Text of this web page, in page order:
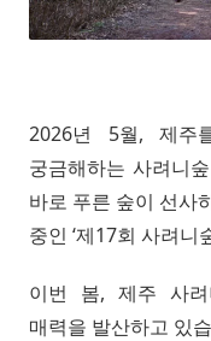
2026년 5월, 제
궁금해하는 사려니
바로 푸른 숲이 선사
중인 ‘제17회 사려니
이번 봄, 제주 사
매력을 발산하고 있